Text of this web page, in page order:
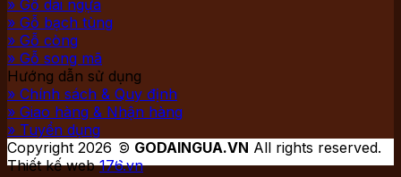
» Gỗ dái ngựa
» Gỗ bạch tùng
» Gỗ còng
» Gỗ song mã
Hướng dẫn sử dụng
» Chính sách & Quy định
» Giao hàng & Nhận hàng
» Tuyển dụng
Copyright 2026 © GODAINGUA.VN All rights reserved.
Thiết kế web176.vn